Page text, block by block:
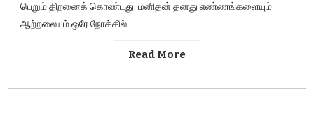
பெறும் திறனைக் கொண்டது. மனிதன் தனது எண்ணங்களையும்
ஆற்றலையும் ஒரே நோக்கில்
Read More